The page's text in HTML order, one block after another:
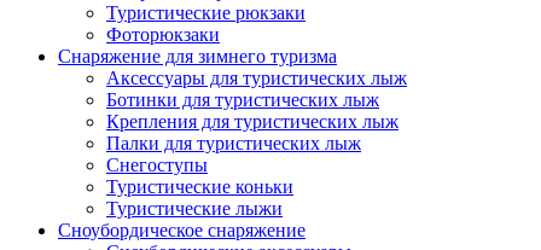
Туристические рюкзаки
Фоторюкзаки
Снаряжение для зимнего туризма
Аксессуары для туристических лыж
Ботинки для туристических лыж
Крепления для туристических лыж
Палки для туристических лыж
Снегоступы
Туристические коньки
Туристические лыжи
Сноубордическое снаряжение